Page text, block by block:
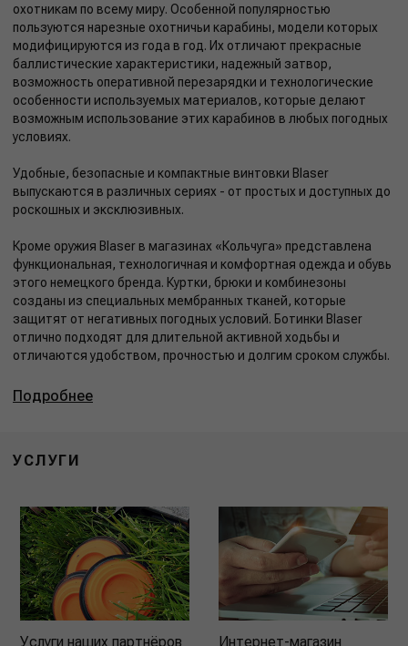
охотникам по всему миру. Особенной популярностью
пользуются нарезные охотничьи карабины, модели которых
модифицируются из года в год. Их отличают прекрасные
баллистические характеристики, надежный затвор,
возможность оперативной перезарядки и технологические
особенности используемых материалов, которые делают
возможным использование этих карабинов в любых погодных
условиях.
Удобные, безопасные и компактные винтовки Blaser
выпускаются в различных сериях - от простых и доступных до
роскошных и эксклюзивных.
Кроме оружия Blaser в магазинах «Кольчуга» представлена
функциональная, технологичная и комфортная одежда и обувь
этого немецкого бренда. Куртки, брюки и комбинезоны
созданы из специальных мембранных тканей, которые
защитят от негативных погодных условий. Ботинки Blaser
отлично подходят для длительной активной ходьбы и
отличаются удобством, прочностью и долгим сроком службы.
Подробнее
УСЛУГИ
Услуги наших партнёров Интернет-магазин